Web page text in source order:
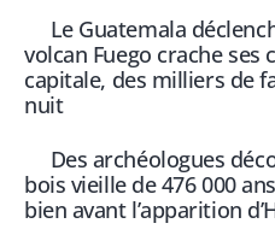
Le Guatemala
volcan Fuego crache ses
capitale, des milliers de
nuit
Des archéologues
bois vieille de 476 000
bien avant l’apparition